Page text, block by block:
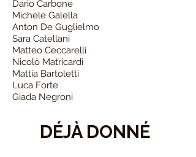
Dario Carbone
Michele Galella
Anton De Guglielmo
Sara Catellani
Matteo Ceccarelli
Nicolò Matricardi
Mattia Bartoletti
Luca Forte
Giada Negroni
DÉJÀ DONNÉ